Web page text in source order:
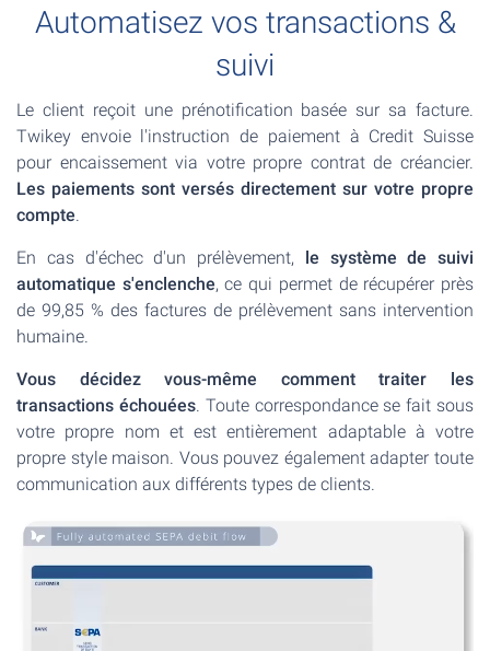
Automatisez vos transactions &
suivi
Le client reçoit une prénotification basée sur sa facture.
Twikey envoie l'instruction de paiement à Credit Suisse
pour encaissement via votre propre contrat de créancier.
Les paiements sont versés directement sur votre propre
compte
En cas d'échec d'un prélèvement, le système de suivi
automatique s'enclenche, ce qui permet de récupérer près
de 99,85 % des factures de prélèvement sans intervention
humaine.
Vous décidez vous-même comment traiter les
transactions échouées. Toute correspondance se fait sous
votre propre nom et est entièrement adaptable à votre
propre style maison. Vous pouvez également adapter toute
communication aux différents types de clients.